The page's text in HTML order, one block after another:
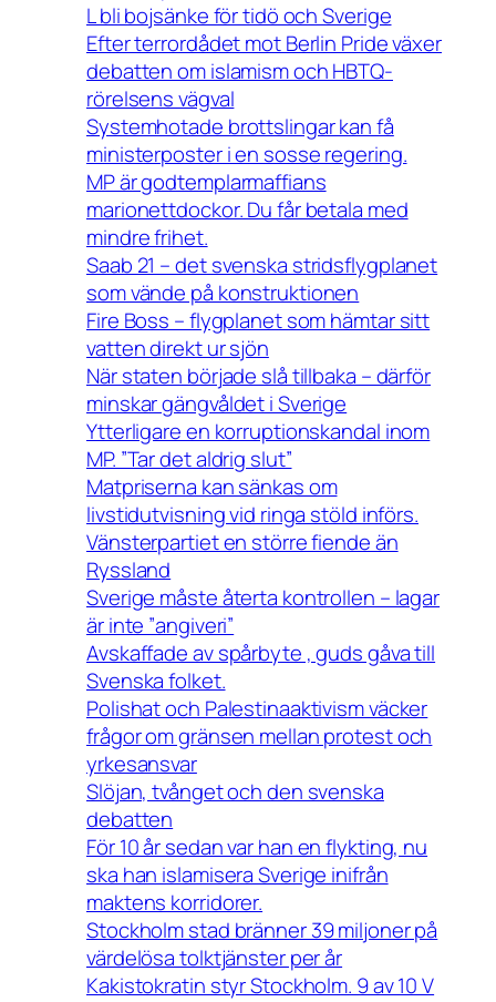
L bli bojsänke för tidö och Sverige
Efter terrordådet mot Berlin Pride växer
debatten om islamism och HBTQ-
rörelsens vägval
Systemhotade brottslingar kan få
ministerposter i en sosse regering.
MP är godtemplarmaffians
marionettdockor. Du får betala med
mindre frihet.
Saab 21 – det svenska stridsflygplanet
som vände på konstruktionen
Fire Boss – flygplanet som hämtar sitt
vatten direkt ur sjön
När staten började slå tillbaka – därför
minskar gängvåldet i Sverige
Ytterligare en korruptionskandal inom
MP. ”Tar det aldrig slut”
Matpriserna kan sänkas om
livstidutvisning vid ringa stöld införs.
Vänsterpartiet en större fiende än
Ryssland
Sverige måste återta kontrollen – lagar
är inte ”angiveri”
Avskaffade av spårbyte , guds gåva till
Svenska folket.
Polishat och Palestinaaktivism väcker
frågor om gränsen mellan protest och
yrkesansvar
Slöjan, tvånget och den svenska
debatten
För 10 år sedan var han en flykting, nu
ska han islamisera Sverige inifrån
maktens korridorer.
Stockholm stad bränner 39 miljoner på
värdelösa tolktjänster per år
Kakistokratin styr Stockholm. 9 av 10 V